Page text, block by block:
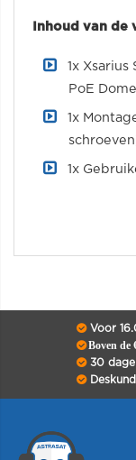
Inhoud van de
1x Xsarius
PoE
1x
1x
Voor
Boven de
30